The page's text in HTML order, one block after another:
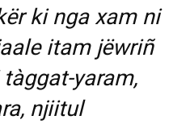
ki nga xam ni
itam jëwriñ
yaram,
njiitul